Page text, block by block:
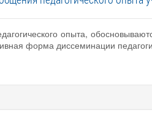
опыта,
форма диссеминации